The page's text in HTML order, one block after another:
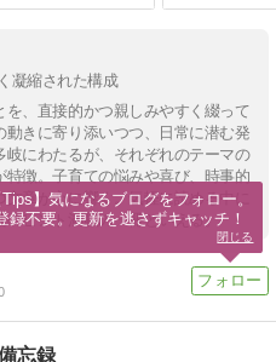
凝縮された構成
、直接的かつ親しみやすく綴って
きに寄り添いつつ、日常に潜む発
にわたるが、それぞれのテーマの
徴。子育ての悩みや喜び、時事的
章が心に響く。気軽に読める中に
のヒント満載の一冊といえる。
忘録
Tips】気になるブログをフォロー。
録不要。更新を逃さずキャッチ！
閉じる